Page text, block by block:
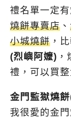
禮名單一定
燒餅專賣店 、
小城燒餅 ，
(烈嶼阿嬤)
禮，可以買
金門監獄燒
我很愛的金